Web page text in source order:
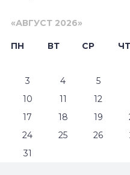
«АВГУСТ 2026»
ПН ВТ СР ЧТ
3
4 5
10
11 12
17
18 19
24
25 26
31